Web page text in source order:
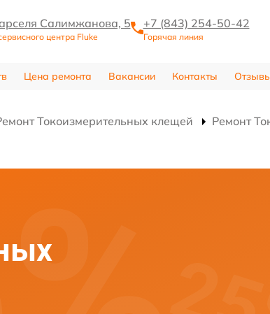
Салимжанова, 5
центра Fluke
+7 (843) 254-50-42
Горячая линия
Цена ремонта Вакансии Контакты
Токоизмерительных клещей
Ремонт